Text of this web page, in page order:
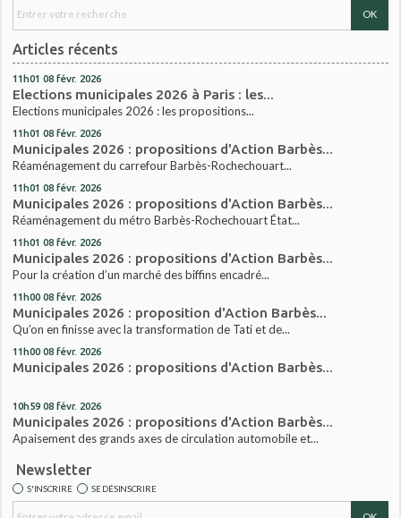
Articles récents
11h01 08 févr. 2026
Elections municipales 2026 à Paris : les...
Elections municipales 2026 : les propositions...
11h01 08 févr. 2026
Municipales 2026 : propositions d'Action Barbès...
Réaménagement du carrefour Barbès-Rochechouart...
11h01 08 févr. 2026
Municipales 2026 : propositions d'Action Barbès...
Réaménagement du métro Barbès-Rochechouart État...
11h01 08 févr. 2026
Municipales 2026 : propositions d'Action Barbès...
Pour la création d’un marché des biffins encadré...
11h00 08 févr. 2026
Municipales 2026 : proposition d'Action Barbès...
Qu’on en finisse avec la transformation de Tati et de...
11h00 08 févr. 2026
Municipales 2026 : propositions d'Action Barbès...
10h59 08 févr. 2026
Municipales 2026 : propositions d'Action Barbès...
Apaisement des grands axes de circulation automobile et...
Newsletter
S'INSCRIRE SE DÉSINSCRIRE